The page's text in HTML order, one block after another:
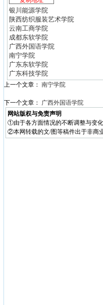
银川能源学院
陕西纺织服装艺术学院
云南工商学院
成都东软学院
广西外国语学院
南宁学院
广东东软学院
广东科技学院
上一个文章： 南宁学院
下一个文章：
广西外国语学院
网站版权与免责声明
①由于各方面情况的不断调整与变
②本网转载的文/图等稿件出于非商